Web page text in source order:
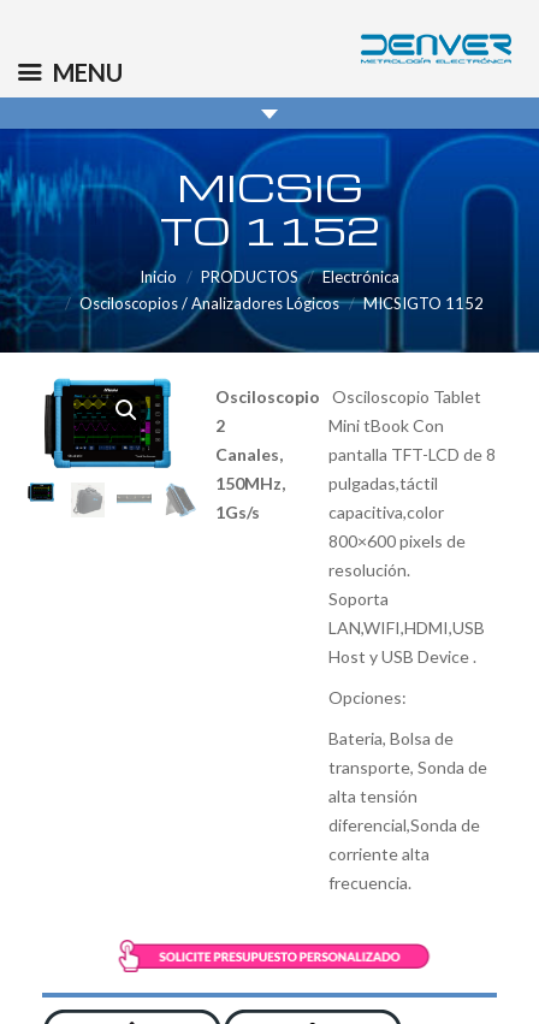
info@denver.es
MICSIG
TO 1152
Inicio PRODUCTOS
Electrónica
Osciloscopios / Analizadores Lógicos
MICSIGTO 1152
Osciloscopio
2
Canales,
150MHz,
1Gs/s
Osciloscopio Tablet
Mini tBook Con
pantalla TFT-LCD de 8
pulgadas,táctil
capacitiva,color
800×600 pixels de
resolución.
Soporta
LAN,WIFI,HDMI,USB
Host y USB Device .
Opciones:
Bateria, Bolsa de
transporte, Sonda de
alta tensión
diferencial,Sonda de
corriente alta
frecuencia.
MENU